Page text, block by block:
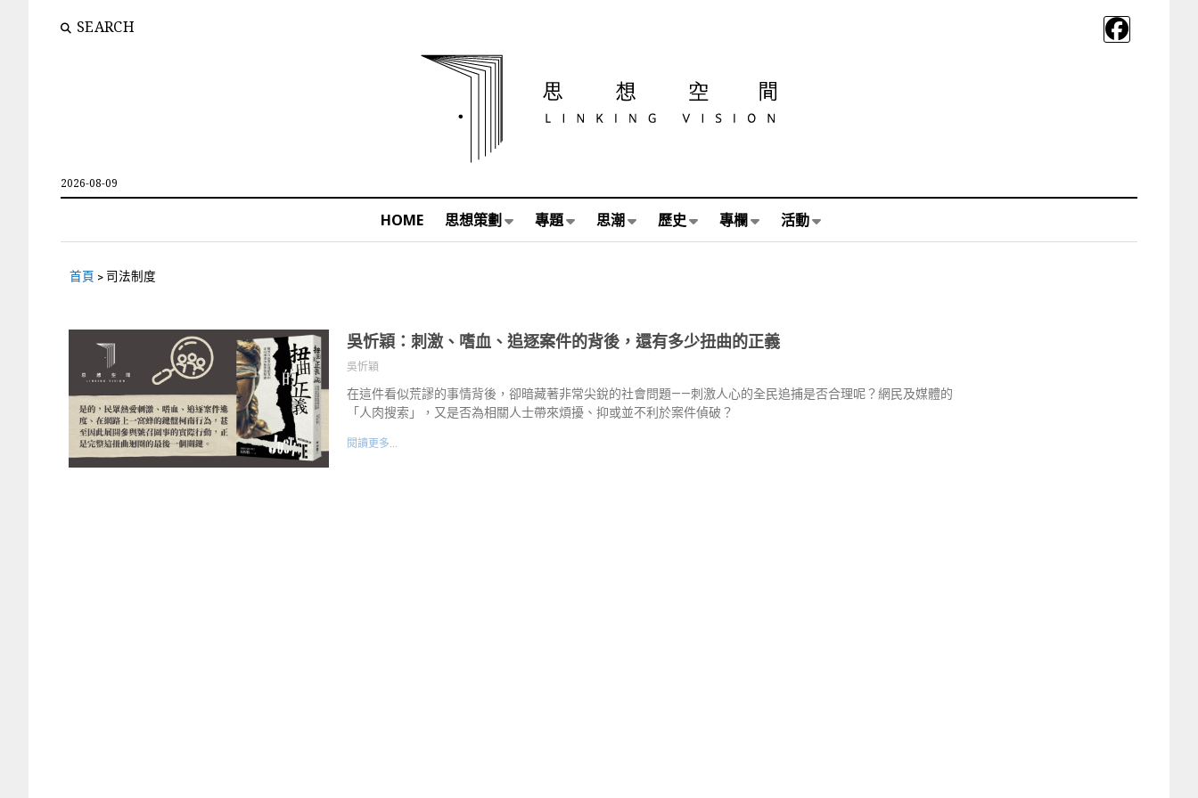
SEARCH
2026-08-09
HOME 思想策劃 專題 思潮 歷史 專欄 活動
首頁 > 司法制度
吳忻穎：刺激、嗜血、追逐案件的背後，還有多少扭曲的正義
吳忻穎
在這件看似荒謬的事情背後，卻暗藏著非常尖銳的社會問題——刺激人心的全民追捕是否合理呢？網民及媒體的
「人肉搜索」，又是否為相關人士帶來煩擾、抑或並不利於案件偵破？
閱讀更多...